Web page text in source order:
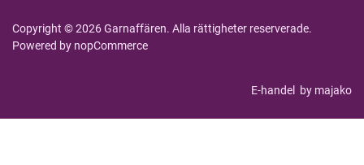
Copyright © 2026 Garnaffären. Alla rättigheter reserverade.
Powered by nopCommerce
E-handel by majako